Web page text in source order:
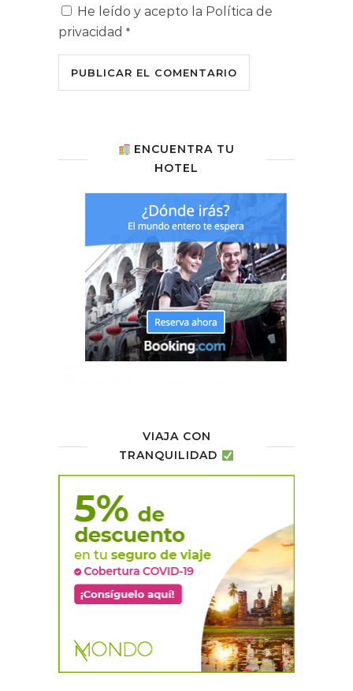
He leído y acepto la Política de
privacidad *
ENCUENTRA TU
HOTEL
VIAJA CON
TRANQUILIDAD